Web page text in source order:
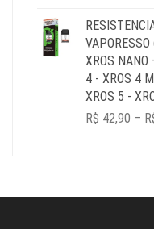
XROS
4 - XROS 4
XROS 5 -
R$ 42,90 –